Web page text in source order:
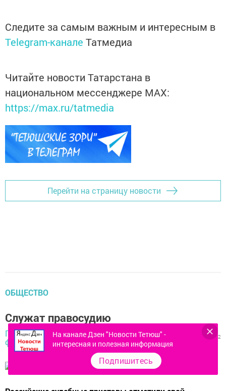
Следите за самым важным и интересным в
Telegram-канале Татмедиа
Читайте новости Татарстана в
национальном мессенджере MАХ:
https://max.ru/tatmedia
Перейти на страницу новости
ОБЩЕСТВО
Служат правосудию
Галина Тазетдинова,
фото автора,
1 ноября 2018 -
15:01
0 2
На канале Дзен "Новости Тетюш" -
интересная и полезная информация
Подпишитесь